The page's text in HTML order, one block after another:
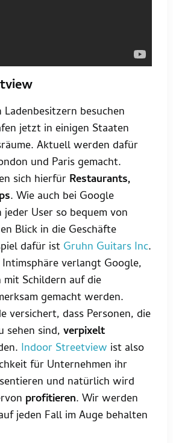
besuchen
jetzt in einigen Staaten
Aktuell werden dafür
und Paris gemacht.
sich hierfür Restaurants,
. Wie auch bei Google
User so bequem von
Blick in die Geschäfte
dafür ist Gruhn Guitars Inc.
verlangt Google,
mit Schildern auf die
gemacht werden.
versichert, dass Personen, die
sehen sind, verpixelt
Indoor Streetview ist also
für Unternehmen ihr
und natürlich wird
profitieren. Wir werden
jeden Fall im Auge behalten